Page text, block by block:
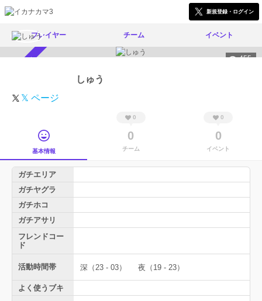
新規登録・ログイン
プレイヤー チーム イベント
455
しゅう
𝕏 ページ
基本情報
0
0
チーム
0
0
イベント
ガチエリア
ガチヤグラ
ガチホコ
ガチアサリ
フレンドコー
ド
活動時間帯 深（23 - 03） 夜（19 - 23）
よく使うブキ